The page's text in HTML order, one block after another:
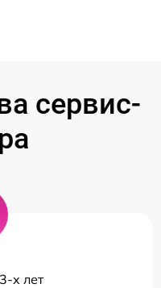
сервис-
х лет